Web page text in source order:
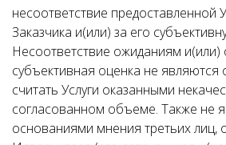
несоответствие предоставленной
Заказчика и(или) за его
Несоответствие ожиданиям и(или)
субъективная оценка не
считать Услуги оказанными
согласованном объеме. Также не
основаниями мнения третьих лиц,